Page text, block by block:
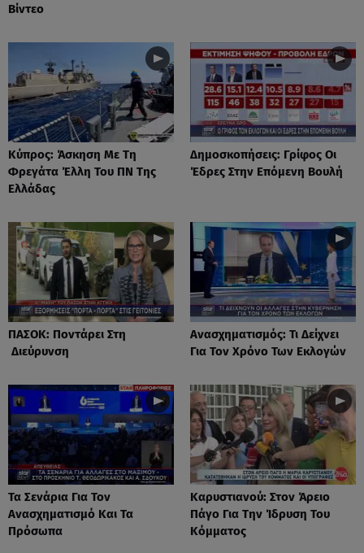
Βίντεο
Κύπρος: Άσκηση Με Τη
Φρεγάτα Έλλη Του ΠΝ Της
Ελλάδας
Δημοσκοπήσεις: Γρίφος Οι
Έδρες Στην Επόμενη Βουλή
ΠΑΣΟΚ: Ποντάρει Στη
Διεύρυνση
Ανασχηματισμός: Τι Δείχνει
Για Τον Χρόνο Των Εκλογών
Τα Σενάρια Για Τον
Ανασχηματισμό Και Τα
Πρόσωπα
Καρυστιανού: Στον Άρειο
Πάγο Για Την Ίδρυση Του
Κόμματος